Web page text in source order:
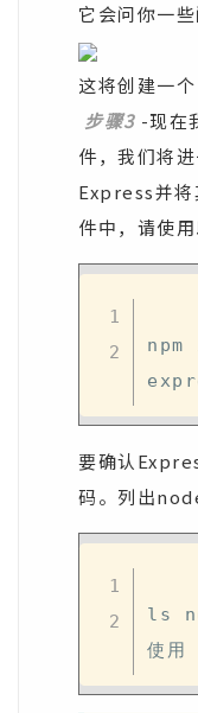
它会问你一
这将创建一
步骤3 -现在
件，我们将
Express并
件中，请使
要确认
码。列出
ls